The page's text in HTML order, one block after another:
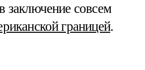
заключение совсем
границей.